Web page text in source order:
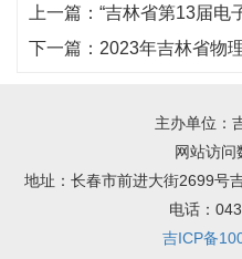
上一篇： “吉林省第13届电
下一篇： 2023年吉林省物
主办单位：
网站访问
地址：长春市前进大街2699号
电话：
吉ICP备